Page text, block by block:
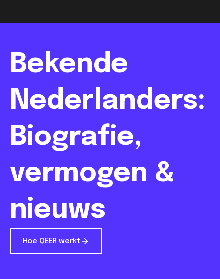
Bekende
Nederlanders:
Biografie,
vermogen &
nieuws
Hoe QEER werkt